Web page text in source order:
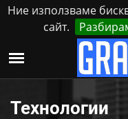
Ние използваме
сайт.
Събота, 8
Технологии